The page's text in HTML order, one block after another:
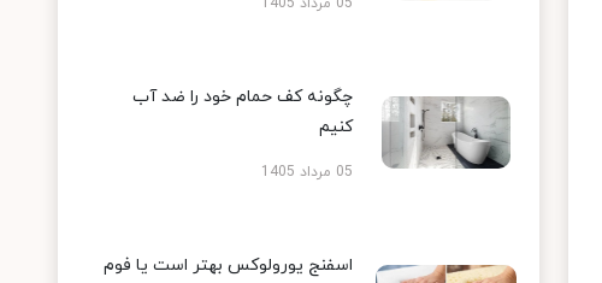
چگونه کف حمام خود را ضد آب
کنیم
05 مرداد 1405
اسفنج یورولوکس بهتر است یا فوم